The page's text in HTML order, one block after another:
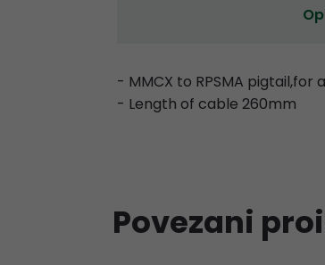
- MMCX to RPSMA pigtail,for
- Length of cable 260mm
Povezani